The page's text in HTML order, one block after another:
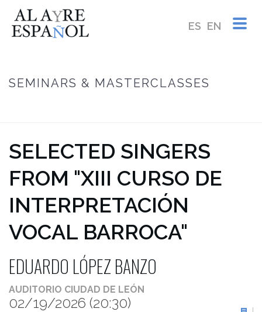
ES EN
SEMINARS & MASTERCLASSES
SELECTED SINGERS
FROM "XIII CURSO DE
INTERPRETACIÓN
VOCAL BARROCA"
EDUARDO LÓPEZ BANZO
AUDITORIO CIUDAD DE LEÓN
02/19/2026 (20:30)